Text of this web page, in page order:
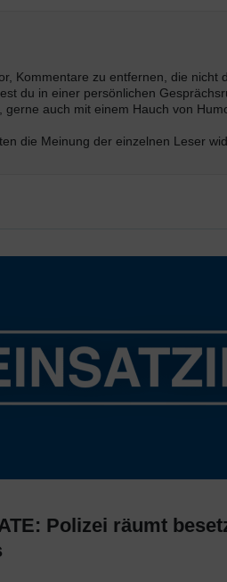
Kommentare zu entfernen, die
du in einer persönlichen
auch mit einem Hauch von
die Meinung der einzelnen Leser
Polizei räumt